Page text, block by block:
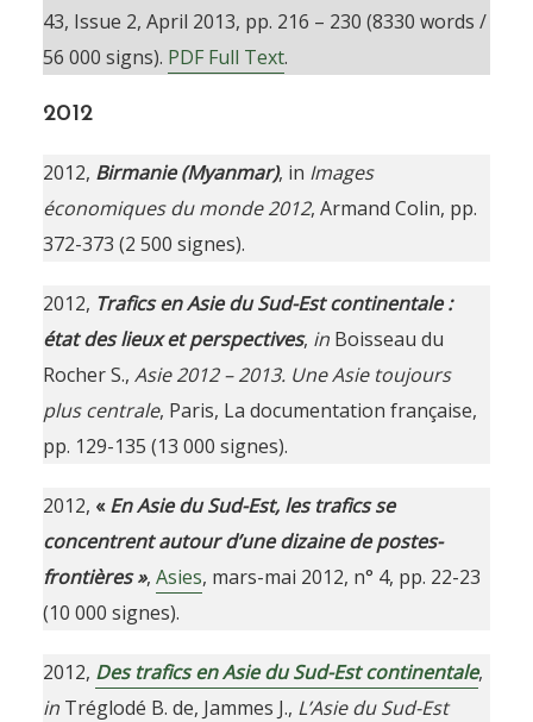
43, Issue 2, April 2013, pp. 216 – 230 (8330 words /
56 000 signs). PDF Full Text.
2012
2012, Birmanie (Myanmar), in Images
économiques du monde 2012, Armand Colin, pp.
372-373 (2 500 signes).
2012, Trafics en Asie du Sud-Est continentale :
état des lieux et perspectives, in Boisseau du
Rocher S., Asie 2012 – 2013. Une Asie toujours
plus centrale, Paris, La documentation française,
pp. 129-135 (13 000 signes).
2012, «En Asie du Sud-Est, les trafics se
concentrent autour d’une dizaine de postes-
frontières », Asies, mars-mai 2012, n° 4, pp. 22-23
(10 000 signes).
2012, Des trafics en Asie du Sud-Est continentale,
inTréglodé B. de, Jammes J., L’Asie du Sud-Est